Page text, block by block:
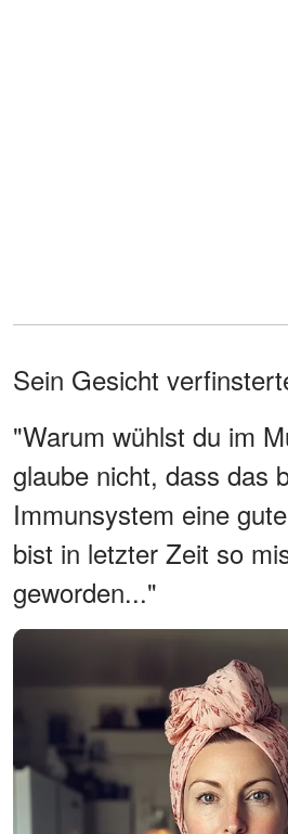
Sein Gesicht
"Warum wühlst du im
glaube nicht, dass das
Immunsystem eine
bist in letzter Zeit so
geworden..."